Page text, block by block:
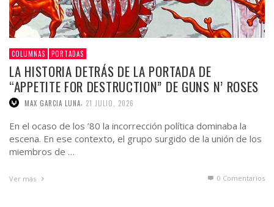
COLUMNAS PORTADAS
LA HISTORIA DETRÁS DE LA PORTADA DE
“APPETITE FOR DESTRUCTION” DE GUNS N’ ROSES
MAX GARCIA LUNA 21 JULIO, 2026
En el ocaso de los ’80 la incorrección política dominaba la
escena. En ese contexto, el grupo surgido de la unión de los
miembros de …
Ver más 0 Comentarios